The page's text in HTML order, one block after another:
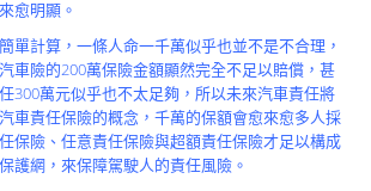
愈明顯。
單計算，一條人命一千萬似乎也並不是不合理，
車險的200萬保險金額顯然完全不足以賠償，甚
300萬元似乎也不太足夠，所以未來汽車責任將
車責任保險的概念，千萬的保額會愈來愈多人採
保險、任意責任保險與超額責任保險才足以構成
護網，來保障駕駛人的責任風險。